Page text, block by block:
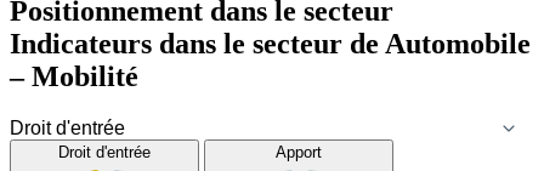
Positionnement dans le secteur
Indicateurs dans le secteur de Automobile
– Mobilité
Droit d'entrée Apport